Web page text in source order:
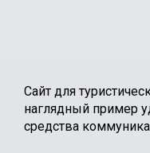
Сайт для
наглядный пример
средства